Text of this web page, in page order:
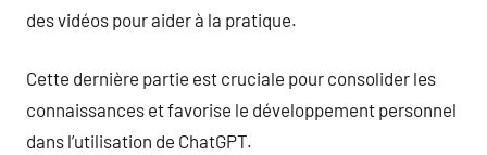
des vidéos pour aider à la pratique.
Cette dernière partie est cruciale pour consolider les
connaissances et favorise le développement personnel
dans l’utilisation de ChatGPT.